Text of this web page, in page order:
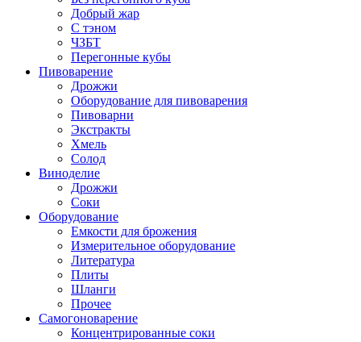
Добрый жар
С тэном
ЧЗБТ
Перегонные кубы
Пивоварение
Дрожжи
Оборудование для пивоварения
Пивоварни
Экстракты
Хмель
Солод
Виноделие
Дрожжи
Соки
Оборудование
Емкости для брожения
Измерительное оборудование
Литература
Плиты
Шланги
Прочее
Самогоноварение
Концентрированные соки